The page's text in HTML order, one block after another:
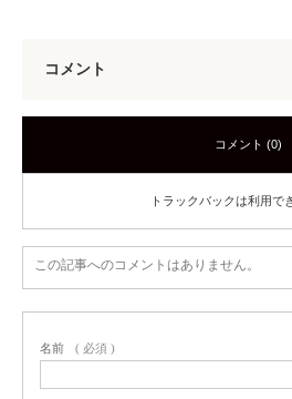
コメント
コメント (0)
トラックバックは利用で
この記事へのコメントはありません。
名前 ( 必須 )